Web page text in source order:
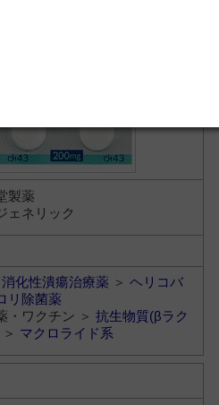
製薬
ェネリック
消化性潰瘍治療薬 ＞ヘリコバ
リ除菌薬
・ワクチン ＞抗生物質(βラク
＞ マクロライド系